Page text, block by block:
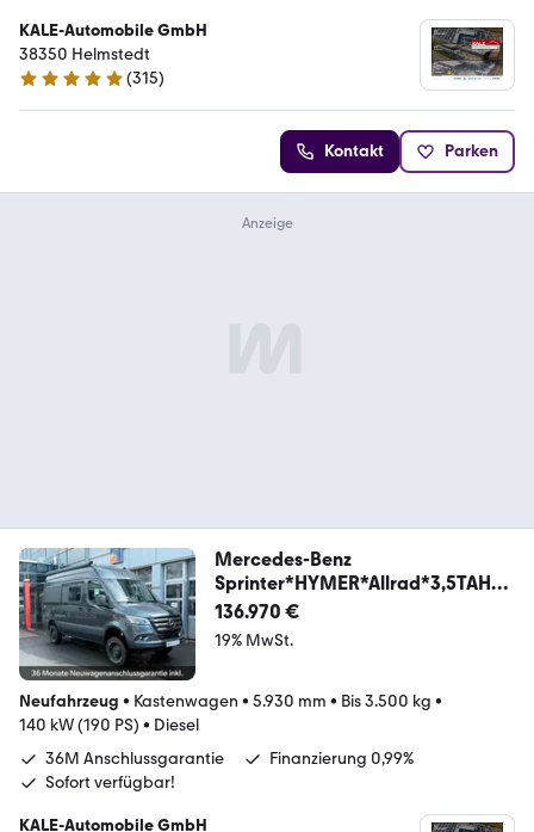
KALE-Automobile GmbH
38350 Helmstedt
4.8 Sterne
(315)
Kontakt Parken
Mercedes-Benz
Sprinter*HYMER*Allrad*3,5TAHK*
Lithium**AKTION**
136.970 €
19% MwSt.
Neufahrzeug • Kastenwagen • 5.930 mm • Bis 3.500 kg •
140 kW (190 PS) • Diesel
36M Anschlussgarantie
Finanzierung 0,99%
Sofort verfügbar!
KALE-Automobile GmbH